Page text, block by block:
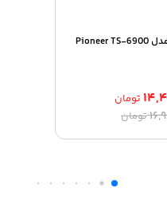
اسپیکر خودرو پایونیر مدل Pioneer TS-6900
تومانقیمت
۱۶,۹۸۹,۰۰۰ تومان
تومان
قیمت
۱۴,۴۹۵,۰۰۰ تومان.